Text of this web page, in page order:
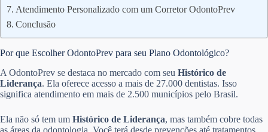
Atendimento Personalizado com um Corretor OdontoPrev
Conclusão
Por que Escolher OdontoPrev para seu Plano Odontológico?
A OdontoPrev se destaca no mercado com seu Histórico de
Liderança. Ela oferece acesso a mais de 27.000 dentistas. Isso
significa atendimento em mais de 2.500 municípios pelo Brasil.
Ela não só tem um Histórico de Liderança, mas também cobre todas
as áreas da odontologia. Você terá desde prevenções até tratamentos